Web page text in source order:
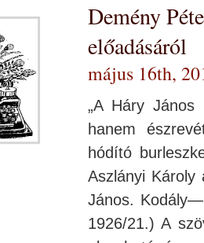
Demény
előadásáról
május 16th,
„A Háry János
hanem
hódító
Aszlányi
János.
1926/21.) A